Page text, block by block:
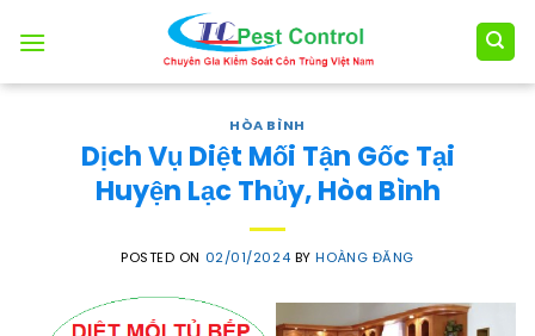
HÒA BÌNH
Dịch Vụ Diệt Mối Tận Gốc Tại
Huyện Lạc Thủy, Hòa Bình
POSTED ON 02/01/2024 BYHOÀNG ĐĂNG